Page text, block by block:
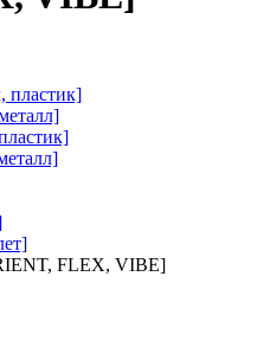
пластик]
FLEX, VIBE]